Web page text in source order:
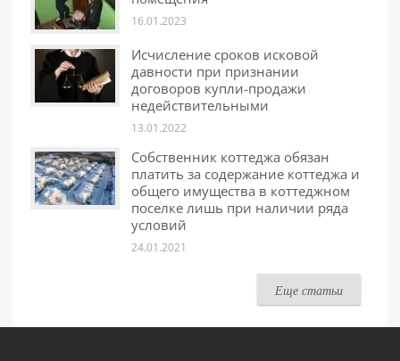
16.01.2023
Исчисление сроков исковой
давности при признании
договоров купли-продажи
недействительными
13.01.2022
Собственник коттеджа обязан
платить за содержание коттеджа и
общего имущества в коттеджном
поселке лишь при наличии ряда
условий
24.01.2021
Еще статьи